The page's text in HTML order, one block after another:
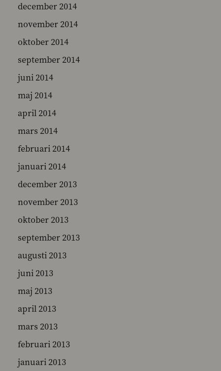
december 2014
november 2014
oktober 2014
september 2014
juni 2014
maj 2014
april 2014
mars 2014
februari 2014
januari 2014
december 2013
november 2013
oktober 2013
september 2013
augusti 2013
juni 2013
maj 2013
april 2013
mars 2013
februari 2013
januari 2013